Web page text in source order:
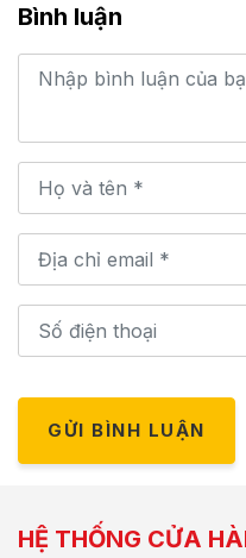
Bình luận
GỬI BÌNH LUẬN
HỆ THỐNG CỬA